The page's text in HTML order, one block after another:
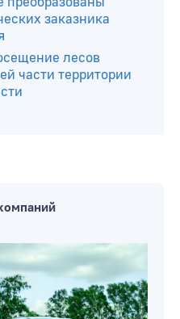
заказника
лесов
части территории